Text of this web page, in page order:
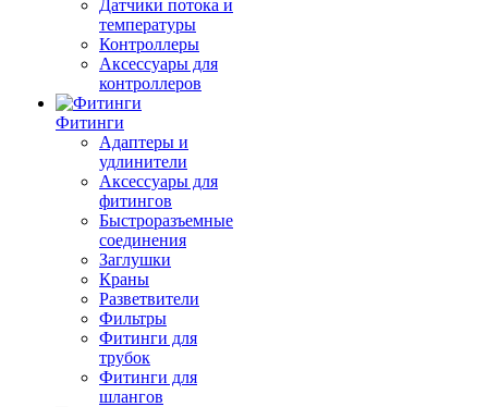
Датчики потока и
температуры
Контроллеры
Аксессуары для
контроллеров
Фитинги
Адаптеры и
удлинители
Аксессуары для
фитингов
Быстроразъемные
соединения
Заглушки
Краны
Разветвители
Фильтры
Фитинги для
трубок
Фитинги для
шлангов